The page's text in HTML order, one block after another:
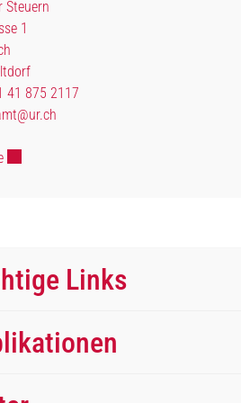
Steuern
1
41 875 2117
Externer Link wird in einem neuen Fenster
Links